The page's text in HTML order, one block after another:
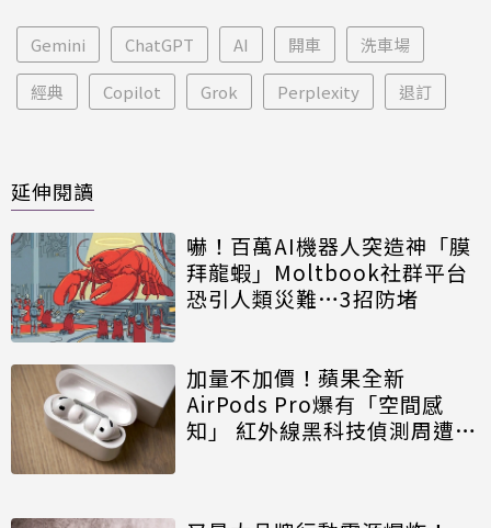
Gemini ChatGPT AI 開車 洗車場
經典 Copilot Grok Perplexity 退訂
延伸閱讀
嚇！百萬AI機器人突造神「膜
拜龍蝦」Moltbook社群平台
恐引人類災難…3招防堵
加量不加價！蘋果全新
AirPods Pro爆有「空間感
知」 紅外線黑科技偵測周遭風